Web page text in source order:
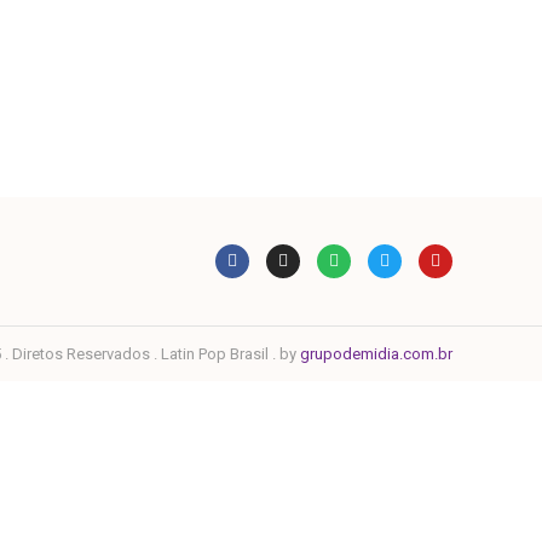
. Diretos Reservados . Latin Pop Brasil . by grupodemidia.com.br